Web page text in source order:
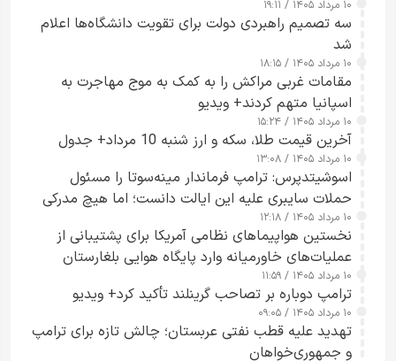
۱۰ مرداد ۱۴۰۵ / ۱۹:۱۱
سه تصمیم راهبردی دولت برای تقویت دانشگاه‌ها اعلام
شد
۱۰ مرداد ۱۴۰۵ / ۱۸:۱۵
مقامات غربی مراکش را به کمک به موج مهاجرت به
اسپانیا متهم کردند+ ویدیو
۱۰ مرداد ۱۴۰۵ / ۱۵:۲۴
آخرین قیمت طلا، سکه و ارز شنبه 10 مرداد+ جدول
۱۰ مرداد ۱۴۰۵ / ۱۳:۰۸
اسوشیتدپرس: ترامپ فرماندار مینه‌سوتا را مسئول
حملات سایبری علیه این ایالت دانست؛ اما هیچ مدرکی
ارائه نکرد
۱۰ مرداد ۱۴۰۵ / ۱۲:۱۸
نخستین هواپیماهای نظامی آمریکا برای پشتیبانی از
عملیات‌های خاورمیانه وارد پایگاه هوایی بلغارستان
شدند
۱۰ مرداد ۱۴۰۵ / ۱۱:۵۹
ترامپ دوباره بر تصاحب گرینلند تأکید کرد+ ویدیو
۱۰ مرداد ۱۴۰۵ / ۰۹:۰۵
تهدید علیه قطب نفتی عربستان؛ چالش تازه برای ترامپ
و جمهوری‌خواهان